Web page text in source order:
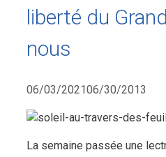
liberté du
nous
06/03/202106/30/2013
La semaine passée une